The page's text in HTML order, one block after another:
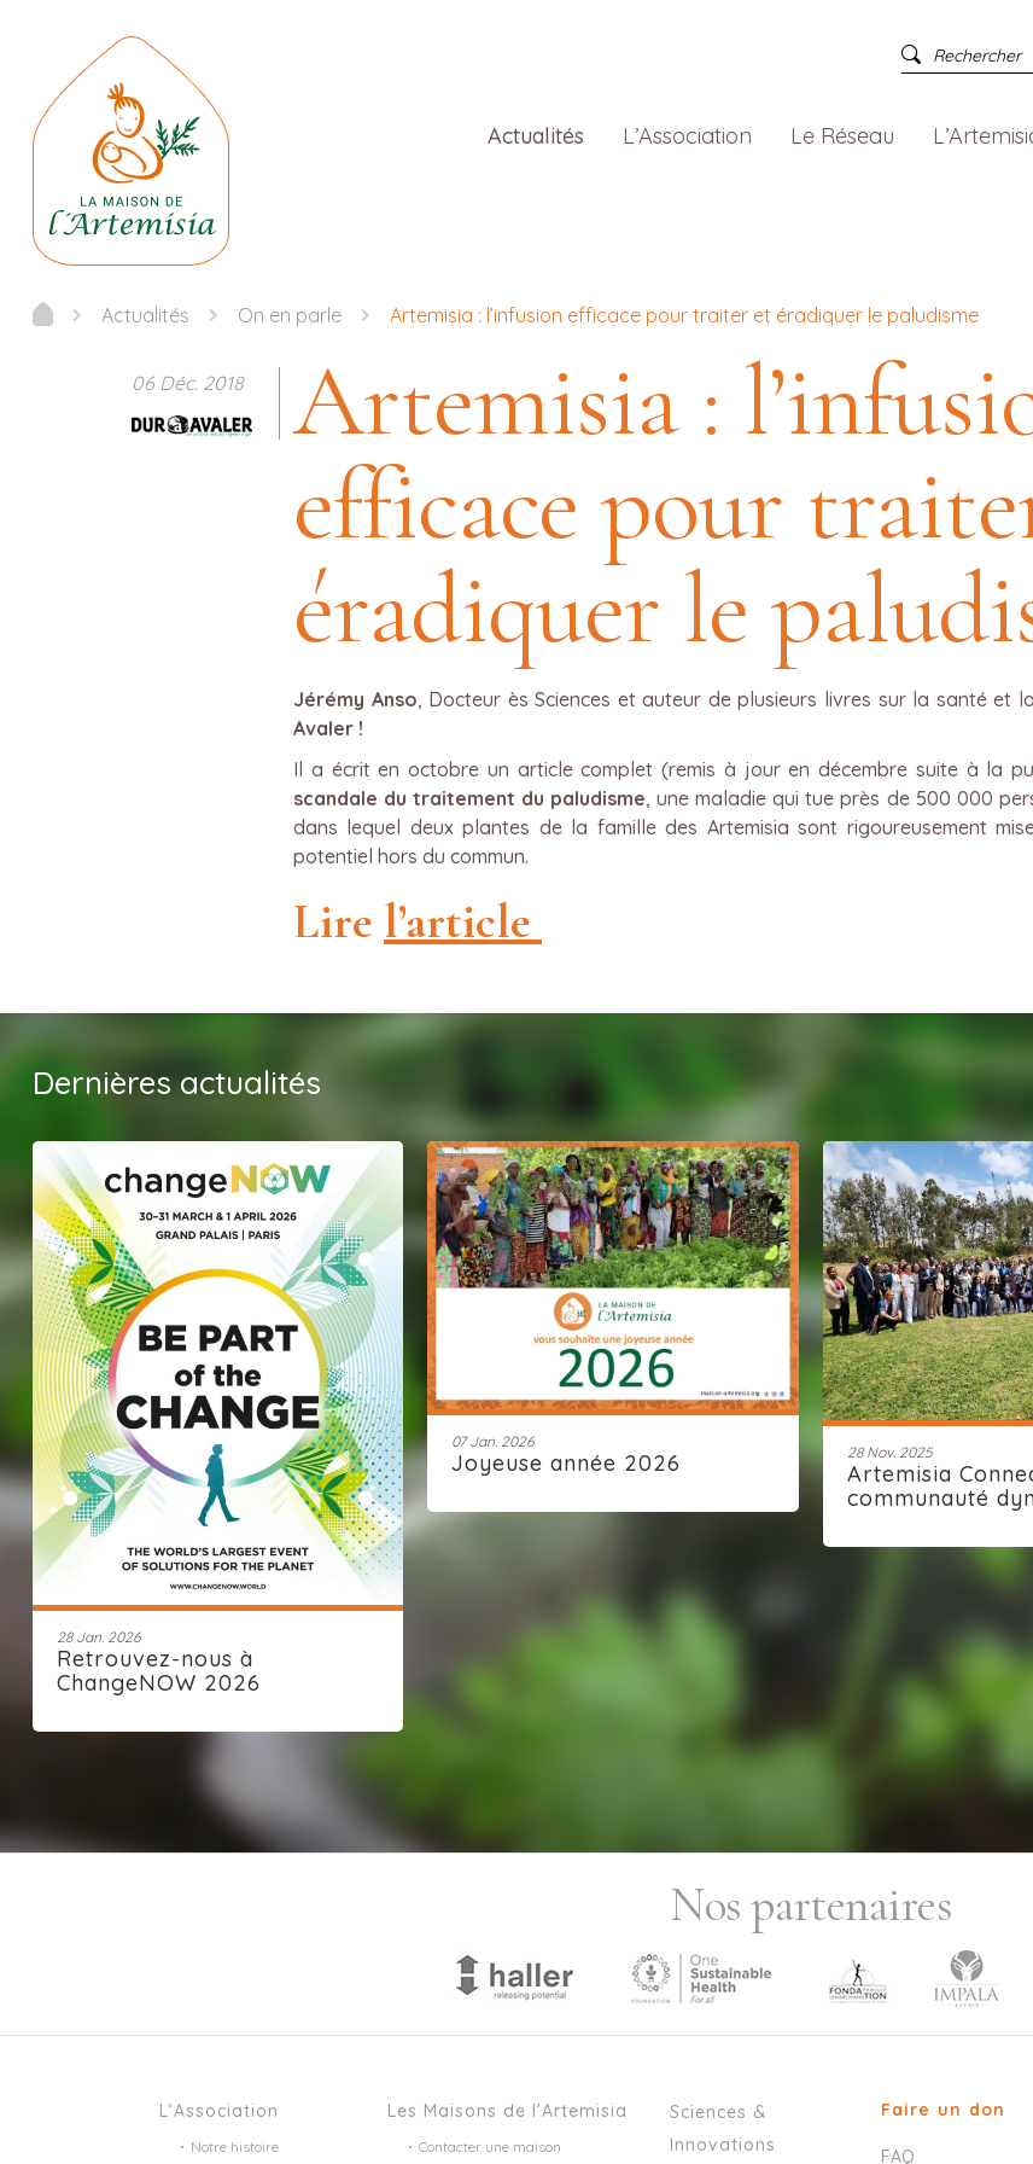
Actualités L’Association Le Réseau
Actualités On en parle Artemisia : l’infusion efficace pour traiter et éradiquer le paludisme
06 Déc. 2018
Artemisia :
efficace pour
éradiquer le
Jérémy Anso, Docteur ès Sciences et auteur de plusieurs livres sur la santé et
Avaler !
Il a écrit en octobre un article complet (remis à jour en décembre suite à la
scandale du traitement du paludisme, une maladie qui tue près de 500 000
dans lequel deux plantes de la famille des Artemisia sont rigoureusement
potentiel hors du commun.
Lire l’article
Dernières actualités
28 Jan. 2026
Retrouvez-nous à
ChangeNOW 2026
07 Jan. 2026
Joyeuse année 2026 28 Nov. 2025
Artemisia
communauté
Nos partenaires
L’Association
Notre histoire
Les Maisons de l’Artemisia
Contacter une maison
Sciences &
Innovations
Faire un don
FAQ